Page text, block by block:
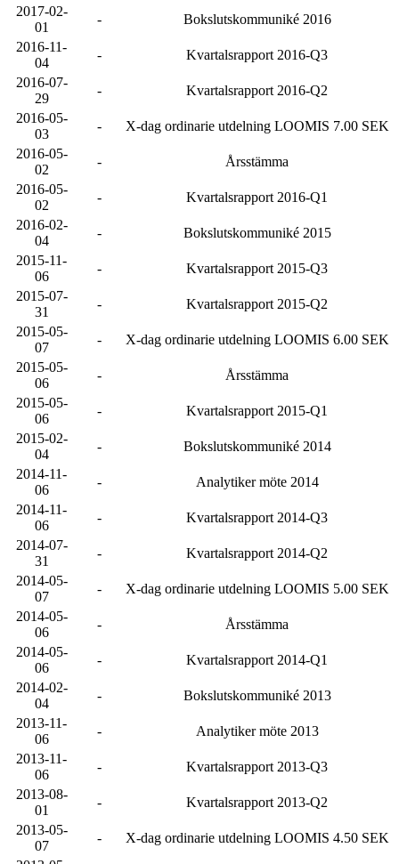
2017-02-
01
-
Bokslutskommuniké 2016
2016-11-
04
-
Kvartalsrapport 2016-Q3
2016-07-
29
-
Kvartalsrapport 2016-Q2
2016-05-
03
-
X-dag ordinarie utdelning LOOMIS 7.00 SEK
2016-05-
02
-
Årsstämma
2016-05-
02
-
Kvartalsrapport 2016-Q1
2016-02-
04
-
Bokslutskommuniké 2015
2015-11-
06
-
Kvartalsrapport 2015-Q3
2015-07-
31
-
Kvartalsrapport 2015-Q2
2015-05-
07
-
X-dag ordinarie utdelning LOOMIS 6.00 SEK
2015-05-
06
-
Årsstämma
2015-05-
06
-
Kvartalsrapport 2015-Q1
2015-02-
04
-
Bokslutskommuniké 2014
2014-11-
06
-
Analytiker möte 2014
2014-11-
06
-
Kvartalsrapport 2014-Q3
2014-07-
31
-
Kvartalsrapport 2014-Q2
2014-05-
07
-
X-dag ordinarie utdelning LOOMIS 5.00 SEK
2014-05-
06
-
Årsstämma
2014-05-
06
-
Kvartalsrapport 2014-Q1
2014-02-
04
-
Bokslutskommuniké 2013
2013-11-
06
-
Analytiker möte 2013
2013-11-
06
-
Kvartalsrapport 2013-Q3
2013-08-
01
-
Kvartalsrapport 2013-Q2
2013-05-
07
-
X-dag ordinarie utdelning LOOMIS 4.50 SEK